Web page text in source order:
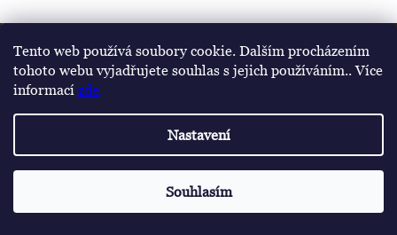
Tento web používá soubory cookie. Dalším procházením
tohoto webu vyjadřujete souhlas s jejich používáním.. Více
informací zde.
Nastavení
Souhlasím
Z
Informace pro vás
Podmínky ochrany osobních údajů
O nás
Záruka spokojenosti-výměna/úprava/vrácení
Poukázka na první nákup